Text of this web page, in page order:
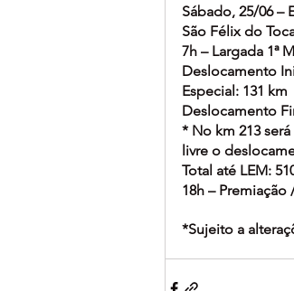
Sábado, 25/06 –
São Félix do
7h – Largada 1ª
Deslocamento
Especial: 131 km
Deslocamento
* No km 213
livre o
Total até LEM:
18h –
*Sujeito a